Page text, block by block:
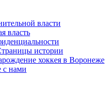
власти
власть
истории
хоккея в Воронеже
с нами